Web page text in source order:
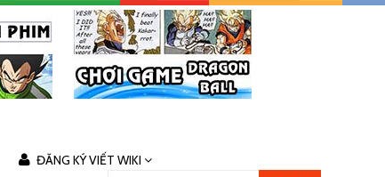
ĐĂNG KÝ VIẾT WIKI